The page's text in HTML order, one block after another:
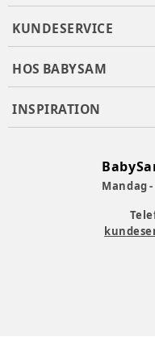
3 x AA-alkaliske
Størrelse: 16 x 40 x 12 cm
Justerbar lyd- og
Testet i henhold til
KUNDESERVICE
HOS BABYSAM
INSPIRATION
Mandag